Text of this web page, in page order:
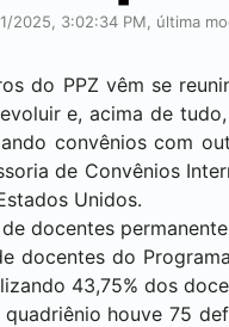
2025, 3:02:34 PM, última
do PPZ vêm se
e, acima de
convênios com
de Convênios
Unidos.
docentes
docentes do
43,75% dos
quadriênio houve 75